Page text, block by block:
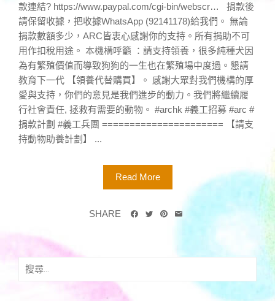
款連結? https://www.paypal.com/cgi-bin/webscr… 捐款後
請保留收據，把收據WhatsApp (92141178)給我們。 無論
捐款數額多少，ARC皆衷心感謝你的支持。所有捐助不可
用作扣稅用途。 本機構呼籲 ：請支持領養，很多純種犬因
為有繁殖價值而導致狗狗的一生也在繁殖場中度過。懇請
教育下一代 【領養代替購買】。 感謝大眾對我們機構的厚
愛與支持，你們的意見是我們進步的動力。我們將繼續履
行社會責任, 拯救有需要的動物。 #archk #義工招募 #arc #
捐款計劃 #義工兵團 ====================== 【請支
持動物助養計劃】 ...
Read More
SHARE
搜